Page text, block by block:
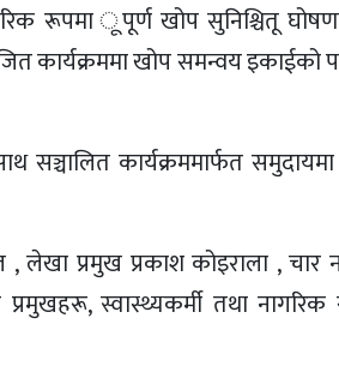
रूपमा ूपूर्ण खोप सुनिश्चितू
कार्यक्रममा खोप समन्वय इकाईको
सञ्चालित कार्यक्रममार्फत
लेखा प्रमुख प्रकाश कोइराला , चार
स्वास्थ्यकर्मी तथा